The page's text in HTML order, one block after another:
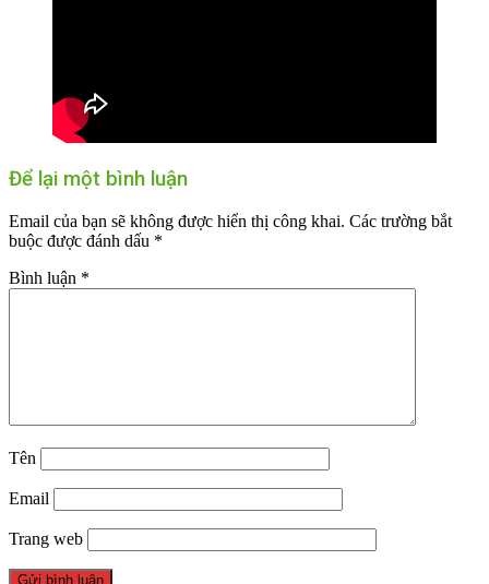
Để lại một bình luận
Email của bạn sẽ không được hiển thị công khai. Các trường bắt
buộc được đánh dấu *
Bình luận *
Tên
Email
Trang web